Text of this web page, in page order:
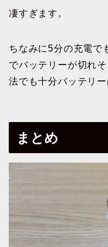
凄すぎます。
ちなみに5分の充電で
でバッテリーが切れ
法でも十分バッテリー
まとめ